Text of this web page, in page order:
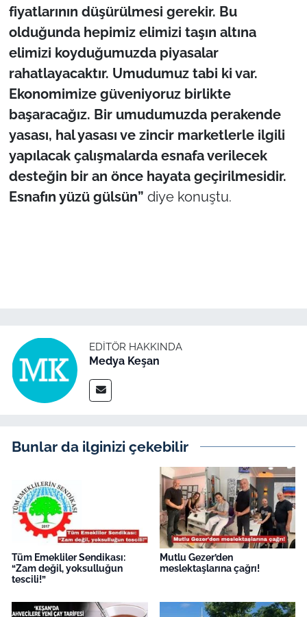
fiyatlarının düşürülmesi gerekir. Bu
olduğunda hepimiz elimizi taşın altına
elimizi koyduğumuzda piyasalar
rahatlayacaktır. Umudumuz tabi ki var.
Ekonomimize güveniyoruz birlikte
başaracağız. Bir umudumuzda perakende
yasası, hal yasası ve zincir marketlerle ilgili
yapılacak çalışmalarda esnafa verilecek
desteğin bir an önce hayata geçirilmesidir.
Esnafın yüzü gülsün” diye konuştu.
EDITÖR HAKKINDA
Medya Keşan
Bunlar da ilginizi çekebilir
Tüm Emekliler Sendikası:
“Zam değil, yoksulluğun
tescili!”
Mutlu Gezer’den
meslektaşlarına çağrı!